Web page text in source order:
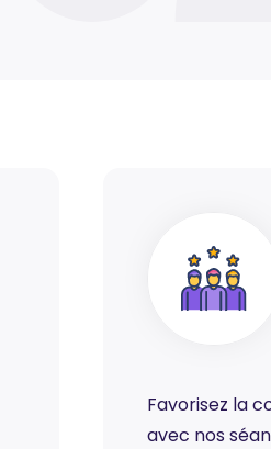
Favorisez la
avec nos